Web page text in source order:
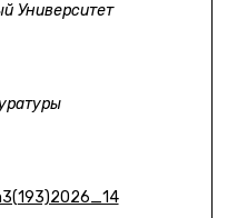
Университет